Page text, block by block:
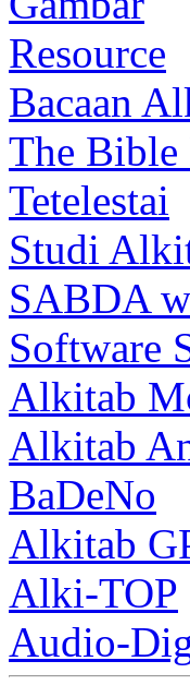
Resource
Bacaan
The Bible
Tetelestai
Studi
SABDA
Software
Alkitab
Alkitab
BaDeNo
Alkitab
Alki-TOP
Audio-